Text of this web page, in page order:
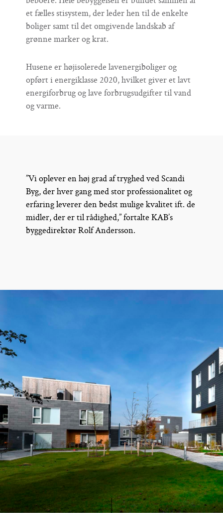
et fælles stisystem, der leder hen til de enkelte
boliger samt til det omgivende landskab af
grønne marker og krat.
Husene er højisolerede lavenergiboliger og
opført i energiklasse 2020, hvilket giver et lavt
energiforbrug og lave forbrugsudgifter til vand
og varme.
”Vi oplever en høj grad af tryghed ved Scandi
Byg, der hver gang med stor professionalitet og
erfaring leverer den bedst mulige kvalitet ift. de
midler, der er til rådighed,” fortalte KAB’s
byggedirektør Rolf Andersson.